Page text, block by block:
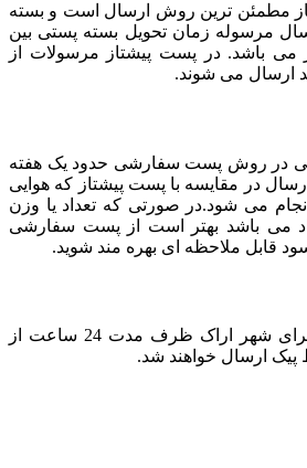
مطمئن ترین روش ارسال است و بسته
مرسوله زمان تحویل بسته پستی بین
متغیر می باشد. در پست پیشتاز مرسولات از
ارسال می شوند.
در روش پست سفارشی حدود یک هفته
در مقایسه با پست پیشتاز که هوایی
می شود.در صورتی که تعداد یا وزن
می باشد بهتر است از پست سفارشی
سود قابل ملاحظه ای بهره مند شوید.
سفارش های ثبت شده برای شهر اراک ظرف مدت 24 ساعت از
پیک ارسال خواهند شد.